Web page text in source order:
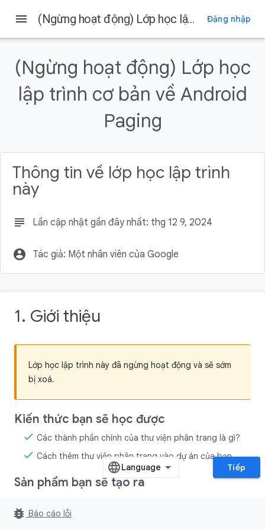
1. Giới thiệu
Kiến thức bạn sẽ học được
Sản phẩm bạn sẽ tạo ra
Bạn cần có
Sẽ hữu ích hơn rất nhiều nếu bạn
menu (Ngừng hoạt động) Lớp học lập trình cơ bản về Android Paging Đăng nhập
(Ngừng hoạt động) Lớp học
lập trình cơ bản về Android
Paging
Thông tin về lớp học lập trình
này
subject Lần cập nhật gần đây nhất: thg 12 9, 2024
account_circle Tác giả: Một nhân viên của Google
1. Giới thiệu
Lớp học lập trình này đã ngừng hoạt động và sẽ sớm
bị xoá.
Kiến thức bạn sẽ học được
Các thành phần chính của thư viện phân trang là gì?
Cách thêm thư viện phân trang vào dự án của bạn.
Sản phẩm bạn sẽ tạo ra
Trong lớp học lập trình này, bạn bắt đầu bằng một ứng dụng
mẫu đã hiển thị danh sách các bài viết. Danh sách này ở
Tiếp
bug_report Báo cáo lỗi